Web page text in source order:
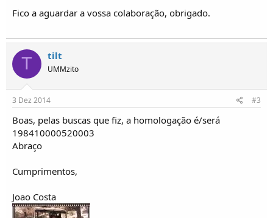
Fico a aguardar a vossa colaboração, obrigado.
T tilt
UMMzito
3 Dez 2014 #3
Boas, pelas buscas que fiz, a homologação é/será
198410000520003
Abraço
Cumprimentos,
Joao Costa